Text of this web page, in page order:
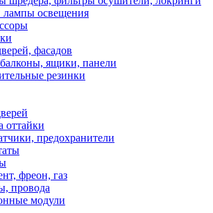
освещения
фасадов
ящики, панели
резинки
оттайки
предохранители
фреон, газ
провода
модули